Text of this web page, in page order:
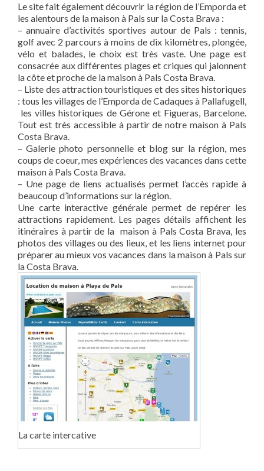
Le site fait également découvrir la région de l’Emporda et
les alentours de la maison à Pals sur la Costa Brava :
– annuaire d’activités sportives autour de Pals : tennis,
golf avec 2 parcours à moins de dix kilomètres, plongée,
vélo et balades, le choix est très vaste. Une page est
consacrée aux différentes plages et criques qui jalonnent
la côte et proche de la maison à Pals Costa Brava.
– Liste des attraction touristiques et des sites historiques
: tous les villages de l’Emporda de Cadaques à Pallafugell,
les villes historiques de Gérone et Figueras, Barcelone.
Tout est très accessible à partir de notre maison à Pals
Costa Brava.
– Galerie photo personnelle et blog sur la région, mes
coups de coeur, mes expériences des vacances dans cette
maison à Pals Costa Brava.
– Une page de liens actualisés permet l’accès rapide à
beaucoup d’informations sur la région.
Une carte interactive générale permet de repérer les
attractions rapidement. Les pages détails affichent les
itinéraires à partir de la maison à Pals Costa Brava, les
photos des villages ou des lieux, et les liens internet pour
préparer au mieux vos vacances dans la maison à Pals sur
la Costa Brava.
La carte intercative